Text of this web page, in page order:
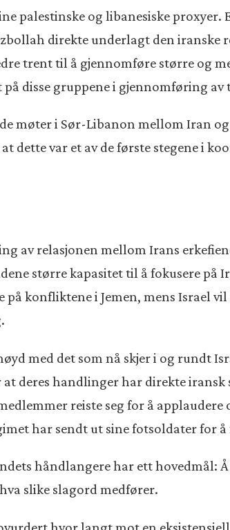
palestinske og libanesiske
direkte underlagt den iranske
trent til å gjennomføre større og
på disse gruppene i gjennomføring
møter i Sør-Libanon mellom Iran
dette var et av de første stegene i
av relasjonen mellom Irans
større kapasitet til å fokusere på
på konfliktene i Jemen, mens Israel
med det som nå skjer i og rundt
deres handlinger har direkte
reiste seg for å applaudere
har sendt ut sine fotsoldater for
håndlangere har ett hovedmål:
slike slagord medfører.
hvor langt mot en